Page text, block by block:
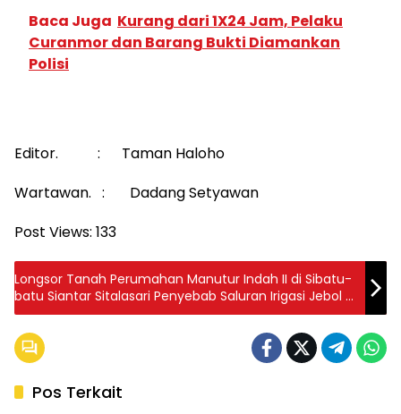
Baca Juga Kurang dari 1X24 Jam, Pelaku
Curanmor dan Barang Bukti Diamankan
Polisi
Editor. : Taman Haloho
Wartawan. : Dadang Setyawan
Post Views: 133
Longsor Tanah Perumahan Manutur Indah II di Sibatu-
batu Siantar Sitalasari Penyebab Saluran Irigasi Jebol ?
Bosar Damanik: Silahkan Mereka Lapor !
Pos Terkait